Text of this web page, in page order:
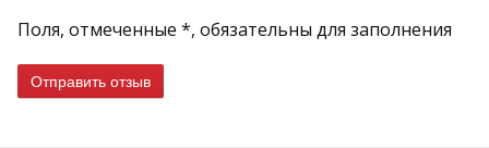
Поля, отмеченные *, обязательны для заполнения
Отправить отзыв